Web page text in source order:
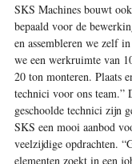
SKS Machines bouwt
bepaald voor de
en assembleren we zelf
we een ­werkruimte van
20 ton monteren. Plaats
technici voor ons team.”
geschoolde technici zijn
SKS een mooi aanbod
veelzijdige opdrachten.
elementen zoekt in een